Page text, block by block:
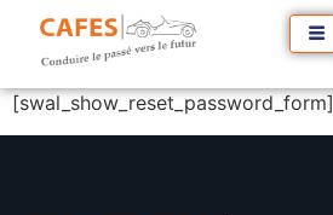
[swal_show_reset_password_form]